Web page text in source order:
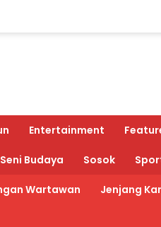
Entertainment
Seni Budaya Sosok
Wartawan Jenjang